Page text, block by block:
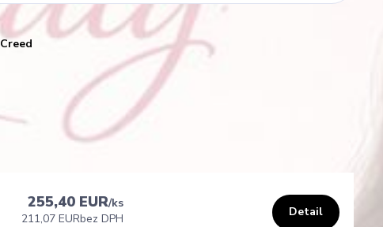
Creed
255,40 EUR/ks
211,07 EURbez DPH
Detail